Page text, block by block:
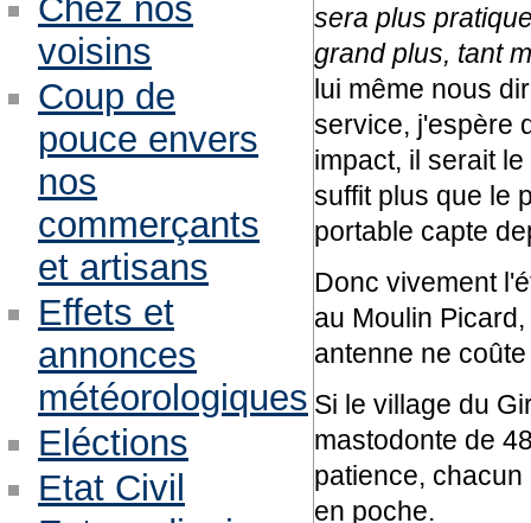
sera plus
grand plus, tant
lui même nous
service, j'espère
impact, il serait
suffit plus que le
portable capte
Donc vivement
au Moulin
antenne ne
Si le village du
mastodonte de
patience,
en poche.
Chez nos
voisins
Coup de
pouce envers
nos
commerçants
et artisans
Effets et
annonces
météorologiques
Eléctions
Etat Civil